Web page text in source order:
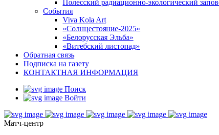
Полесский радиационно-экологический
События
Viva Kola Art
«Солнцестояние-2025»
«Белорусская Эльба»
«Витебский листопад»
Обратная связь
Подписка на газету
КОНТАКТНАЯ ИНФОРМАЦИЯ
Поиск
Войти
Матч-центр